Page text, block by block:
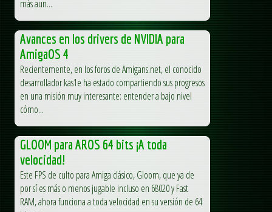
más aun...
Avances en los drivers de NVIDIA para
AmigaOS 4
Recientemente, en los foros de Amigans.net, el conocido
desarrollador kas1e ha estado compartiendo sus progresos
en una misión muy interesante: entender a bajo nivel
cómo...
GLOOM para AROS 64 bits ¡A toda
velocidad!
Este FPS de culto para Amiga clásico, Gloom, que ya de
por sí es más o menos jugable incluso en 68020 y Fast
RAM, ahora funciona a toda velocidad en su versión de 64